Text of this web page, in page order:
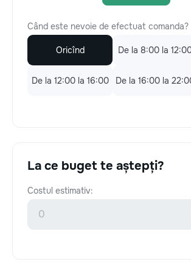
Când este nevoie de efectuat comanda?
Oricînd De la 8:00 la
De la 12:00 la 16:00 De la 16:00 la
La ce buget te aștepți?
Costul estimativ: